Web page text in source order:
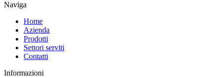
Naviga
Home
Azienda
Prodotti
Settori serviti
Contatti
Informazioni